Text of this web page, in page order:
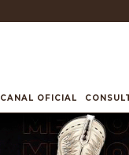
CANAL OFICIAL